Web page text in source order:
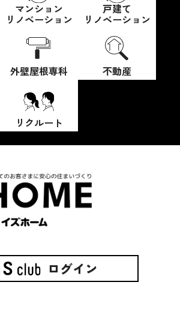
マンション
リノベーション
戸建て
リノベーション
外壁屋根専科 不動産
リクルート
ログイン